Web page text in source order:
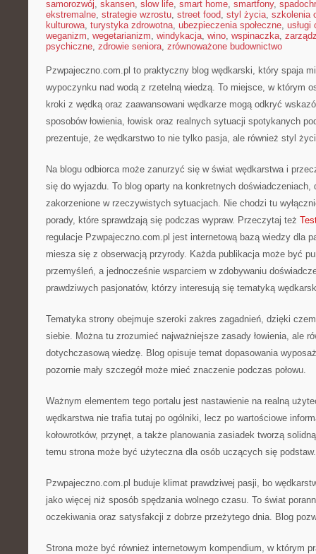
samorozwój, skansen, slow life, smart home, smartfony,
ekstremalne, strategie wzrostu, street food, styl życia, szkolenia
kulturowa, turystyka zdrowotna, ubezpieczenia społeczne, usługi
weganizm, wegetarianizm, windykacja, wino, wspinaczka,
psychiczne, zdrowie seniora, zrównoważone budownictwo
Pzwpajeczno.com.pl to praktyczny blog wędkarski, który spaja
wypoczynku nad wodą z rzetelną wiedzą. To miejsce, w którym
kroki z wędką oraz zaawansowani wędkarze mogą odkryć
sposobów łowienia, łowisk oraz realnych sytuacji spotykanych
prezentuje, że wędkarstwo to nie tylko pasja, ale również styl
Na blogu odbiorca może zanurzyć się w świat wędkarstwa i
się do wyjazdu. To blog oparty na konkretnych doświadczeniach,
zakorzenione w rzeczywistych sytuacjach. Nie chodzi tu
porady, które sprawdzają się podczas wypraw. Przeczytaj też
regulacje Pzwpajeczno.com.pl jest internetową bazą wiedzy dla
miesza się z obserwacją przyrody. Każda publikacja może być
przemyśleń, a jednocześnie wsparciem w zdobywaniu
prawdziwych pasjonatów, którzy interesują się tematyką
Tematyka strony obejmuje szeroki zakres zagadnień, dzięki
siebie. Można tu zrozumieć najważniejsze zasady łowienia, ale
dotychczasową wiedzę. Blog opisuje temat dopasowania
pozornie mały szczegół może mieć znaczenie podczas połowu.
Ważnym elementem tego portalu jest nastawienie na realną
wędkarstwa nie trafia tutaj po ogólniki, lecz po wartościowe
kołowrotków, przynęt, a także planowania zasiadek tworzą
temu strona może być użyteczna dla osób uczących się podstaw.
Pzwpajeczno.com.pl buduje klimat prawdziwej pasji, bo
jako więcej niż sposób spędzania wolnego czasu. To świat
oczekiwania oraz satysfakcji z dobrze przeżytego dnia. Blog
Strona może być również internetowym kompendium, w którym